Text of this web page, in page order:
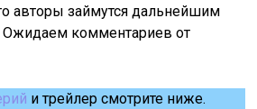
авторы займутся дальнейшим
комментариев от
и трейлер смотрите ниже.